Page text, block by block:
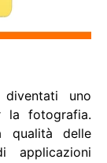
uno
la fotografia.
qualità delle
applicazioni